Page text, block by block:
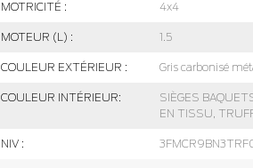
MOTRICITÉ : 4x4
MOTEUR (L) : 1.5
COULEUR EXTÉRIEUR : Gris carbonisé
COULEUR INTÉRIEUR:
SIÈGES
EN TISSU,
NIV :